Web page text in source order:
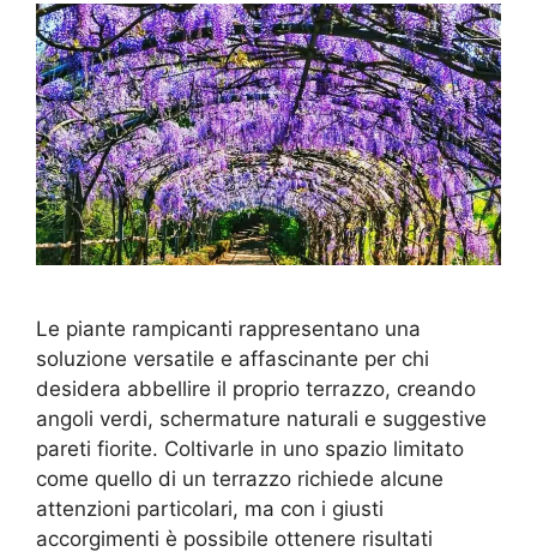
Le piante rampicanti rappresentano una
soluzione versatile e affascinante per chi
desidera abbellire il proprio terrazzo, creando
angoli verdi, schermature naturali e suggestive
pareti fiorite. Coltivarle in uno spazio limitato
come quello di un terrazzo richiede alcune
attenzioni particolari, ma con i giusti
accorgimenti è possibile ottenere risultati